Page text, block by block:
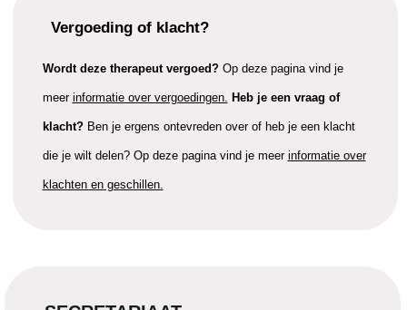
Vergoeding of klacht?
Wordt deze therapeut vergoed?Op deze pagina vind je
meer informatie over vergoedingen. Heb je een vraag of
klacht? Ben je ergens ontevreden over of heb je een klacht
die je wilt delen? Op deze pagina vind je meer informatie over
klachten en geschillen.